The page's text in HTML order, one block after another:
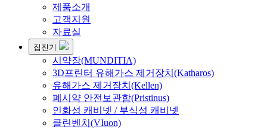
제품소개
고객지원
자료실
집진기
시약장(MUNDITIA)
3D프린터 유해가스 제거장치(Katharos)
유해가스 제거장치(Kellen)
폐시약 안전보관함(Pristinus)
인화성 캐비넷 / 부식성 캐비넷
클린벤치(VIuon)